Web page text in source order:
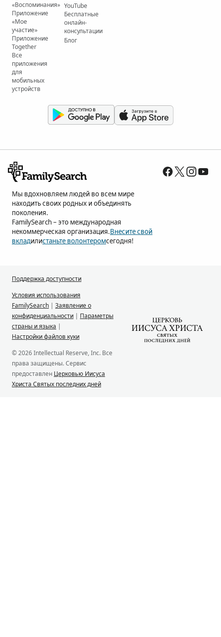
«Воспоминания»
Приложение
«Мое
участие»
Приложение
Together
Все
приложения
для
мобильных
устройств
YouTube
Бесплатные
онлайн-
консультации
Блог
Мы вдохновляем людей во всем мире
находить своих родных и объединять
поколения.
FamilySearch – это международная
некоммерческая организация.Внесите свой
вкладилистаньте волонтеромсегодня!
Поддержка доступности
Условия использования
FamilySearch | Заявление о
конфиденциальности | Параметры
страны и языка |
Настройки файлов куки
© 2026 Intellectual Reserve, Inc. Все
права защищены. Сервис
предоставлен Церковью Иисуса
Христа Святых последних дней